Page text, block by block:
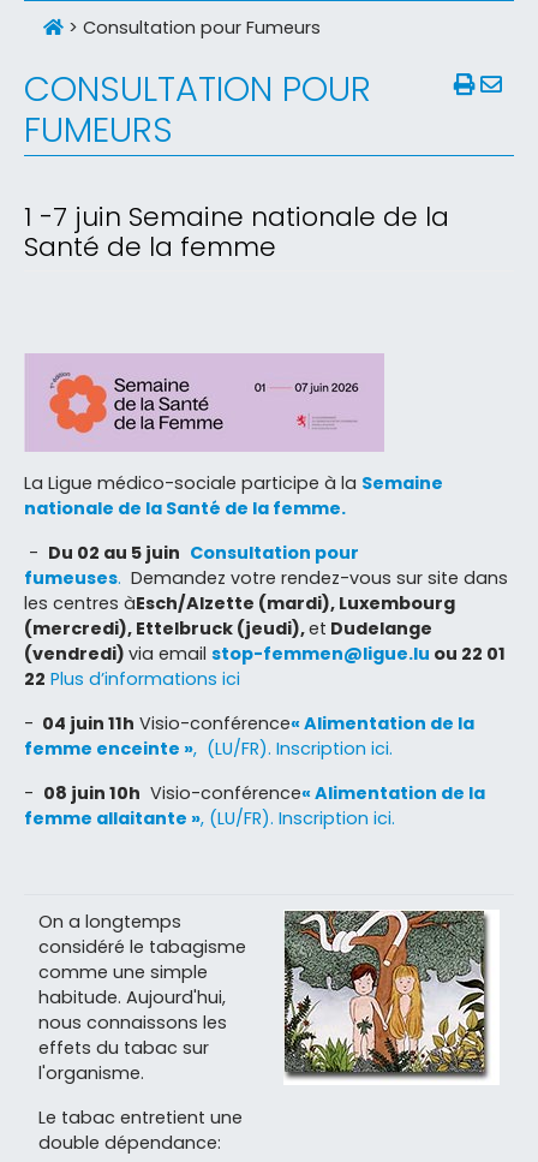
> Consultation pour Fumeurs
CONSULTATION POUR
FUMEURS
1 -7 juin Semaine nationale de la
Santé de la femme
La Ligue médico-sociale participe à la Semaine
nationale de la Santé de la femme.
- Du 02 au 5 juin Consultation pour
fumeuses. Demandez votre rendez-vous sur site dans
les centres àEsch/Alzette (mardi), Luxembourg
(mercredi), Ettelbruck (jeudi),et Dudelange
(vendredi) via email stop-femmen@ligue.lu ou 22 01
22 Plus d’informations ici
- 04 juin 11h Visio-conférence« Alimentation de la
femme enceinte », (LU/FR). Inscription ici.
- 08 juin 10h Visio-conférence« Alimentation de la
femme allaitante », (LU/FR). Inscription ici.
On a longtemps
considéré le tabagisme
comme une simple
habitude. Aujourd'hui,
nous connaissons les
effets du tabac sur
l'organisme.
Le tabac entretient une
double dépendance: